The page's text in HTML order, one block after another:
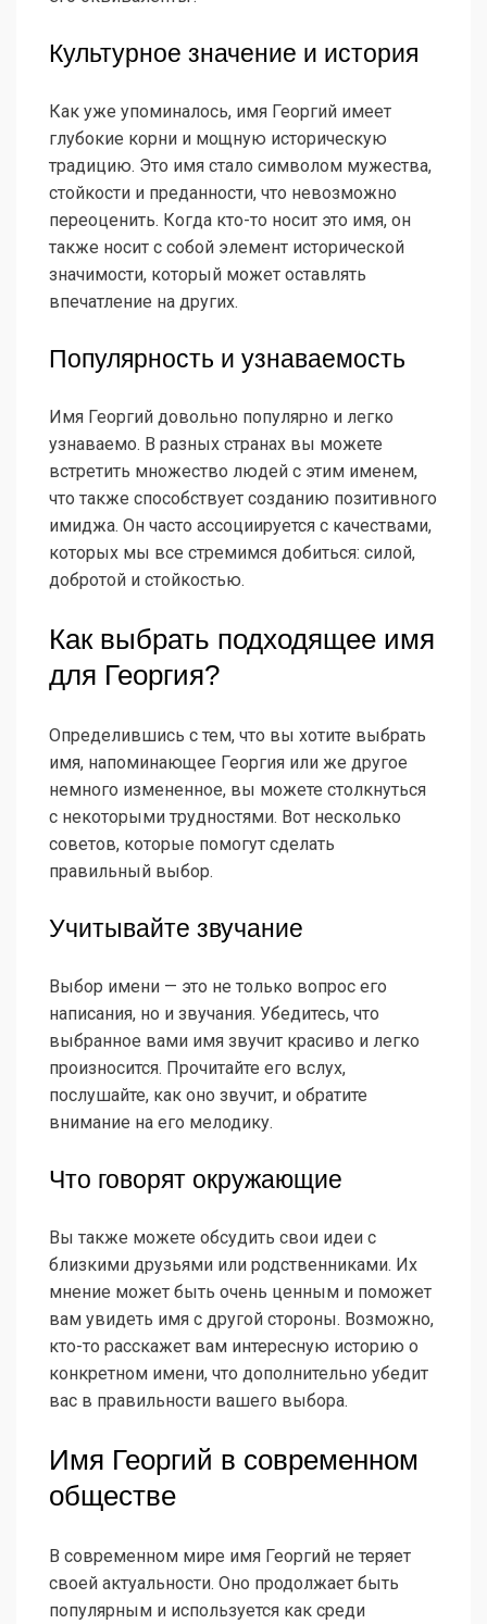
Культурное значение и история
Как уже упоминалось, имя Георгий имеет
глубокие корни и мощную историческую
традицию. Это имя стало символом мужества,
стойкости и преданности, что невозможно
переоценить. Когда кто-то носит это имя, он
также носит с собой элемент исторической
значимости, который может оставлять
впечатление на других.
Популярность и узнаваемость
Имя Георгий довольно популярно и легко
узнаваемо. В разных странах вы можете
встретить множество людей с этим именем,
что также способствует созданию позитивного
имиджа. Он часто ассоциируется с качествами,
которых мы все стремимся добиться: силой,
добротой и стойкостью.
Как выбрать подходящее имя
для Георгия?
Определившись с тем, что вы хотите выбрать
имя, напоминающее Георгия или же другое
немного измененное, вы можете столкнуться
с некоторыми трудностями. Вот несколько
советов, которые помогут сделать
правильный выбор.
Учитывайте звучание
Выбор имени — это не только вопрос его
написания, но и звучания. Убедитесь, что
выбранное вами имя звучит красиво и легко
произносится. Прочитайте его вслух,
послушайте, как оно звучит, и обратите
внимание на его мелодику.
Что говорят окружающие
Вы также можете обсудить свои идеи с
близкими друзьями или родственниками. Их
мнение может быть очень ценным и поможет
вам увидеть имя с другой стороны. Возможно,
кто-то расскажет вам интересную историю о
конкретном имени, что дополнительно убедит
вас в правильности вашего выбора.
Имя Георгий в современном
обществе
В современном мире имя Георгий не теряет
своей актуальности. Оно продолжает быть
популярным и используется как среди